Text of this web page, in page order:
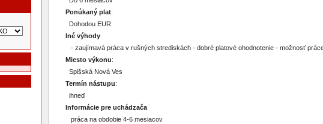
Ponúkaný plat:
Dohodou EUR
Iné výhody
- zaujímavá práca v rušných strediskách - dobré platové ohodnotenie - možnosť
Miesto výkonu:
Spišská Nová Ves
Termín nástupu:
ihneď
Informácie pre uchádzača
práca na obdobie 4-6 mesiacov